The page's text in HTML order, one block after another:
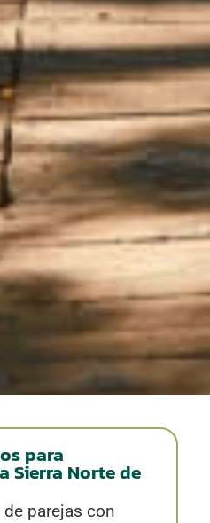
para
Sierra Norte de
parejas con